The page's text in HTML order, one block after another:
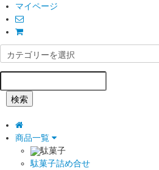
マイページ
検索
商品一覧
駄菓子
駄菓子詰め合せ